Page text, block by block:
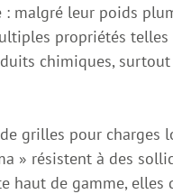
malgré leur poids
propriétés
chimiques,
grilles pour
» résistent à des
haut de gamme,